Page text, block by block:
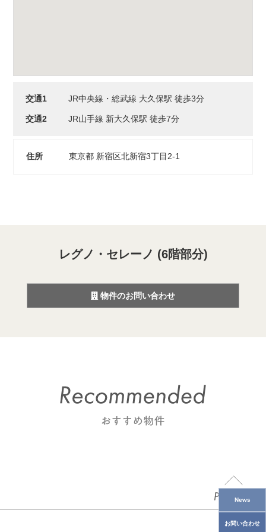
News
お問い合わせ
交通1 JR中央線・総武線 大久保駅 徒歩3分
交通2 JR山手線 新大久保駅 徒歩7分
住所 東京都 新宿区北新宿3丁目2-1
レグノ・セレーノ (6階部分)
物件のお問い合わせ